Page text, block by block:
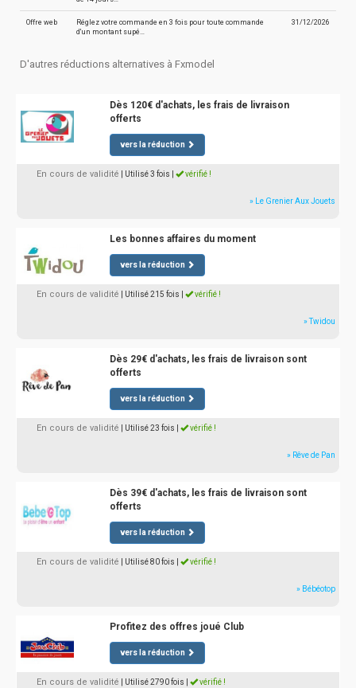
Offre web
Réglez votre commande en 3 fois pour toute commande
d'un montant supé…
31/12/2026
D'autres réductions alternatives à Fxmodel
Dès 120€ d'achats, les frais de livraison
offerts
vers la réduction
En cours de validité | Utilisé 3 fois vérifié !
» Le Grenier Aux Jouets
Les bonnes affaires du moment
vers la réduction
En cours de validité | Utilisé 215 fois vérifié !
» Twidou
Dès 29€ d'achats, les frais de livraison sont
offerts
vers la réduction
En cours de validité | Utilisé 23 fois vérifié !
» Rêve de Pan
Dès 39€ d'achats, les frais de livraison sont
offerts
vers la réduction
En cours de validité | Utilisé 80 fois vérifié !
» Bébéotop
Profitez des offres joué Club
vers la réduction
En cours de validité | Utilisé 2790 fois vérifié !